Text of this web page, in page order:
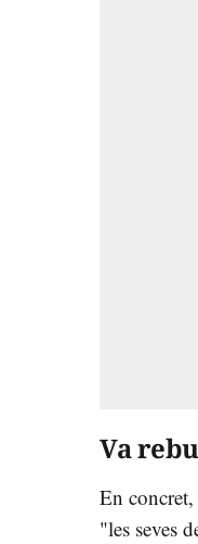
Va
En
"les seves